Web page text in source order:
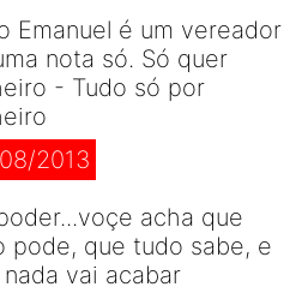
Emanuel é um vereador
nota só. Só quer
- Tudo só por
2013
acha que
pode, que tudo sabe, e
vai acabar